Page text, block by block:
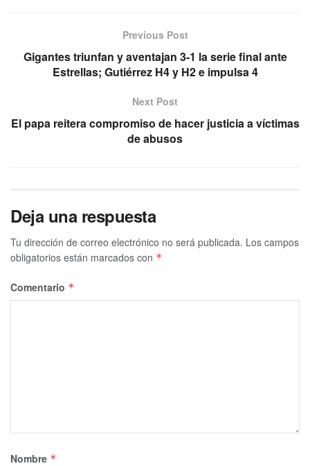
Previous Post
Gigantes triunfan y aventajan 3-1 la serie final ante
Estrellas; Gutiérrez H4 y H2 e impulsa 4
Next Post
El papa reitera compromiso de hacer justicia a víctimas
de abusos
Deja una respuesta
Tu dirección de correo electrónico no será publicada. Los campos
obligatorios están marcados con *
Comentario *
Nombre *